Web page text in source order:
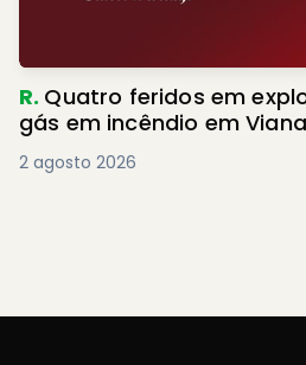
R. Quatro feridos em
gás em incêndio em
2 agosto 2026